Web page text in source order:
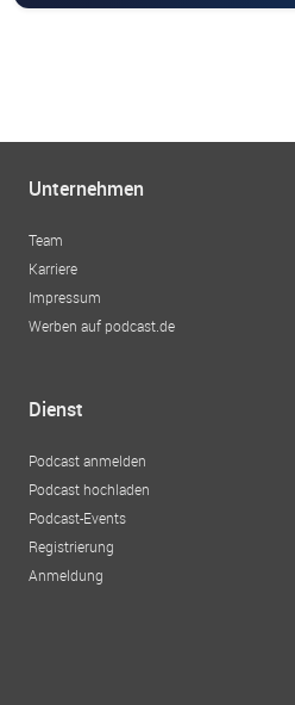
Unternehmen
Team
Karriere
Impressum
Werben auf podcast.de
Dienst
Podcast anmelden
Podcast hochladen
Podcast-Events
Registrierung
Anmeldung